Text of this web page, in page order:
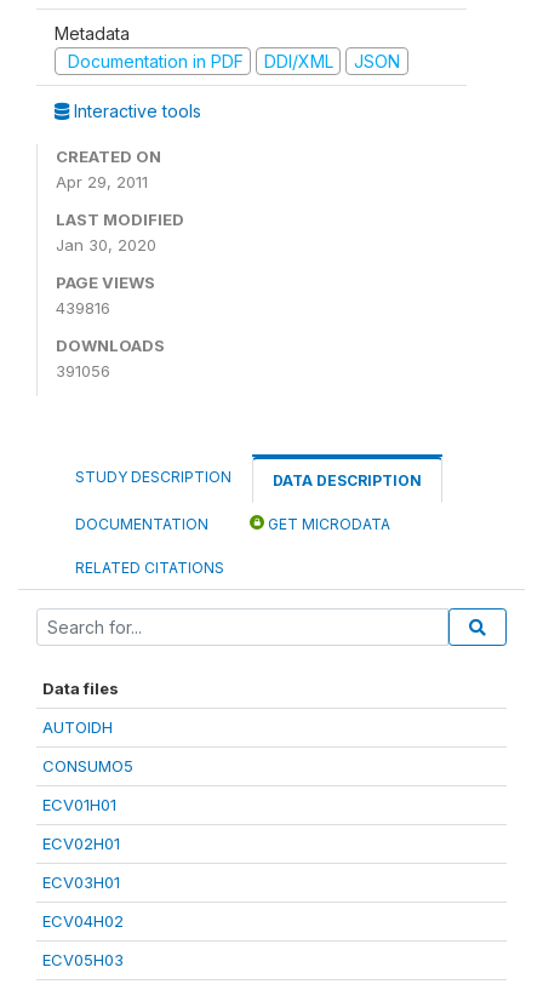
Metadata
Documentation in PDF
DDI/XML JSON
Interactive tools
CREATED ON
Apr 29, 2011
LAST MODIFIED
Jan 30, 2020
PAGE VIEWS
439816
DOWNLOADS
391056
STUDY DESCRIPTION DATA DESCRIPTION
DOCUMENTATION GET MICRODATA
RELATED CITATIONS
Data files
AUTOIDH
CONSUMO5
ECV01H01
ECV02H01
ECV03H01
ECV04H02
ECV05H03